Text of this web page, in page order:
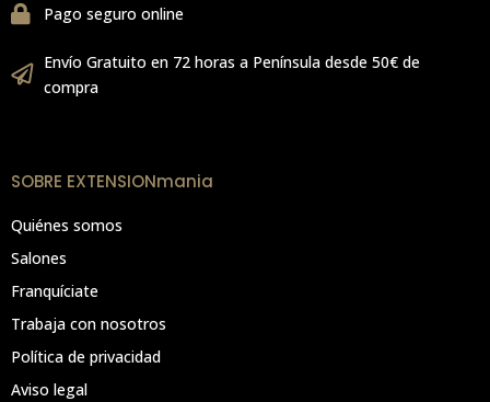
Pago seguro online
Envío Gratuito en 72 horas a Península desde 50€ de
compra
SOBRE EXTENSIONmania
Quiénes somos
Salones
Franquíciate
Trabaja con nosotros
Política de privacidad
Aviso legal